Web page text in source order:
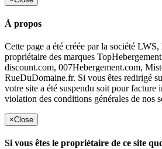
À propos
Cette page a été créée par la société
propriétaire des marques
discount.com, 007Hebergement.com,
RueDuDomaine.fr. Si vous êtes redirigé
votre site a été suspendu soit pour facture
violation des conditions générales de nos
×Close
Si vous êtes le propriétaire de ce site